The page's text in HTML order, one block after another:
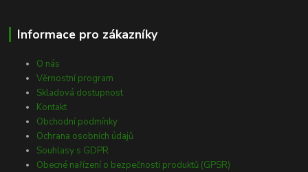
Informace pro zákazníky
O nás
Věrnostní program
Skladová dostupnost
Kontakt
Obchodní podmínky
Ochrana osobních údajů
Souhlasy s GDPR
Obecné nařízení o bezpečnosti produktů (GPSR)